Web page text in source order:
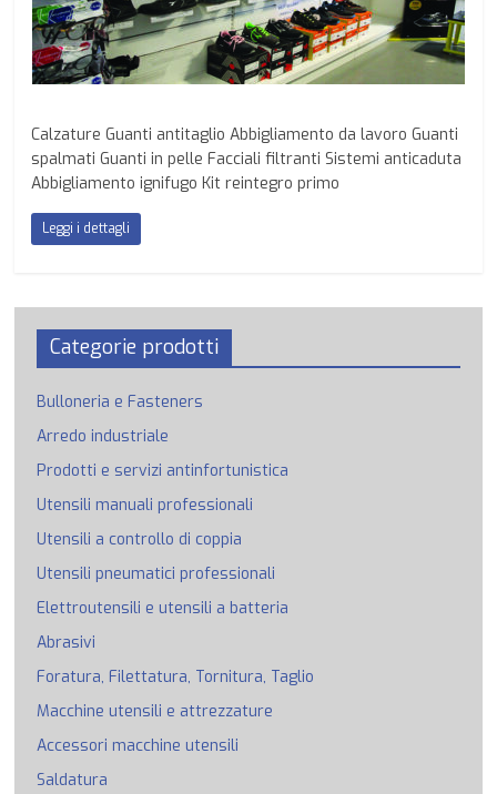
Calzature Guanti antitaglio Abbigliamento da lavoro Guanti
spalmati Guanti in pelle Facciali filtranti Sistemi anticaduta
Abbigliamento ignifugo Kit reintegro primo
Leggi i dettagli
Categorie prodotti
Bulloneria e Fasteners
Arredo industriale
Prodotti e servizi antinfortunistica
Utensili manuali professionali
Utensili a controllo di coppia
Utensili pneumatici professionali
Elettroutensili e utensili a batteria
Abrasivi
Foratura, Filettatura, Tornitura, Taglio
Macchine utensili e attrezzature
Accessori macchine utensili
Saldatura